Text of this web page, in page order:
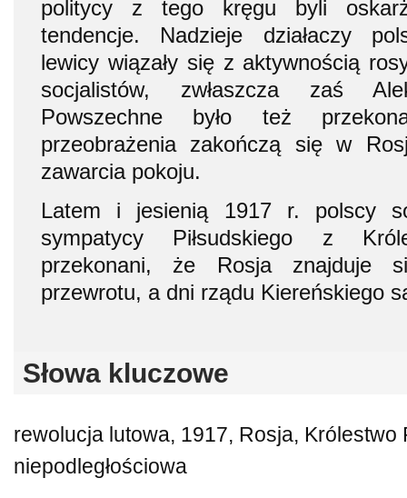
politycy z tego kręgu byli
tendencje. Nadzieje działaczy
lewicy wiązały się z aktywnością
socjalistów, zwłaszcza zaś
Powszechne było też
przeobrażenia zakończą się w
zawarcia pokoju.
Latem i jesienią 1917 r. polscy
sympatycy Piłsudskiego z
przekonani, że Rosja znajduje
przewrotu, a dni rządu Kiereńskiego
Słowa kluczowe
rewolucja lutowa, 1917, Rosja,
niepodległościowa